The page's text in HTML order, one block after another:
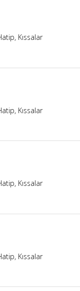
Kıssalar
Kıssalar
Kıssalar
Kıssalar